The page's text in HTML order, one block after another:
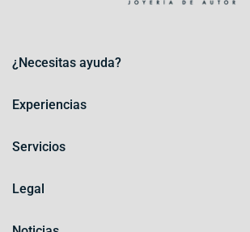
¿Necesitas ayuda?
Experiencias
Servicios
Legal